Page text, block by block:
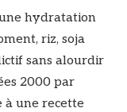
hydratation
riz, soja
sans alourdir
2000 par
à une recette